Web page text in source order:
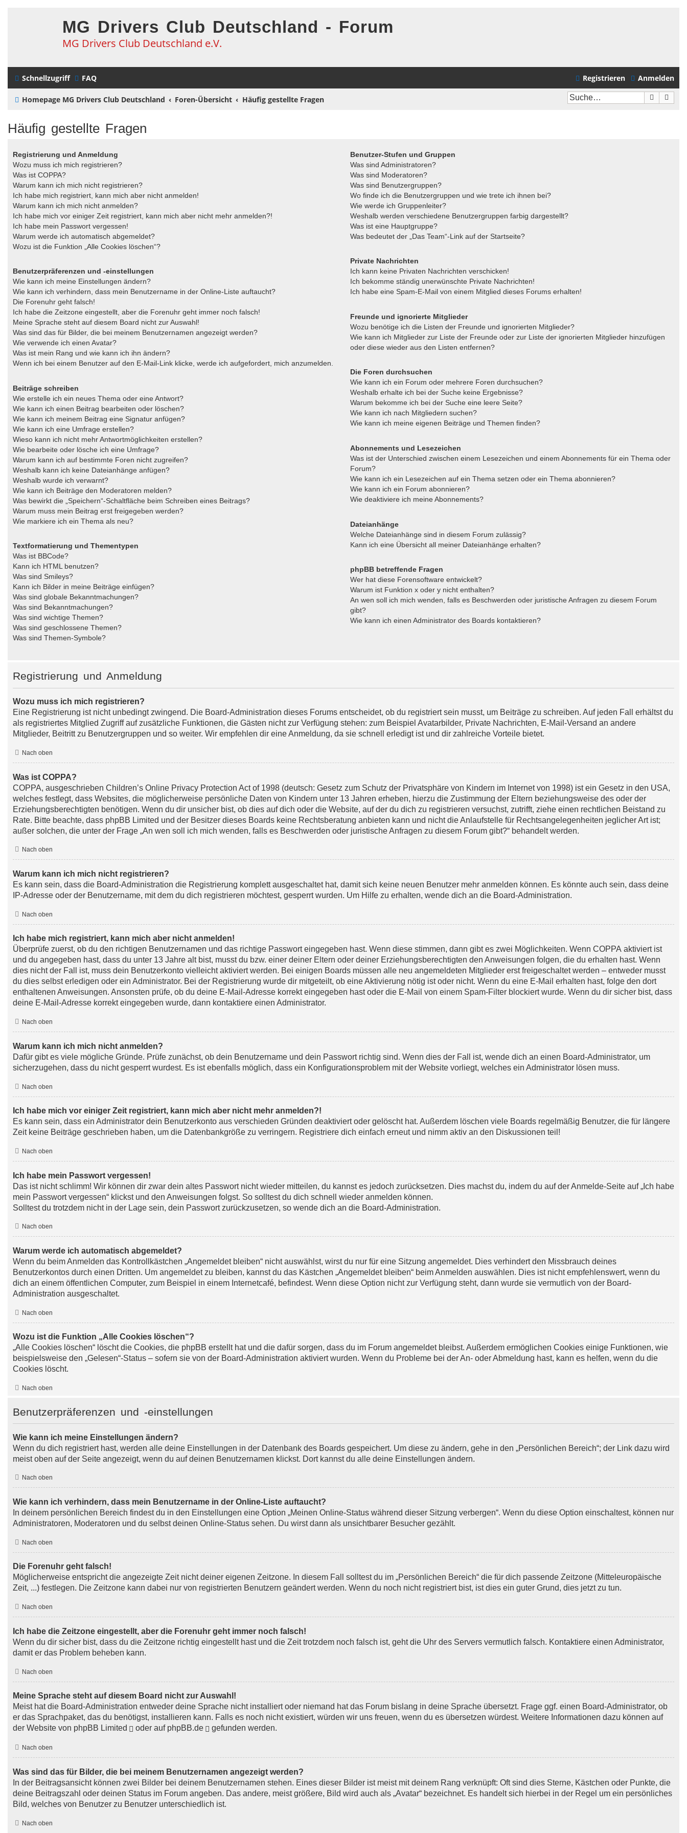
MG Drivers Club Deutschland - Forum
MG Drivers Club Deutschland e.V.
Schnellzugriff FAQ Anmelden
Registrieren
Homepage MG Drivers Club Deutschland Foren-Übersicht Häufig gestellte Fragen Suche
Häufig gestellte Fragen
Registrierung und Anmeldung
Wozu muss ich mich registrieren?
Was ist COPPA?
Warum kann ich mich nicht registrieren?
Ich habe mich registriert, kann mich aber nicht anmelden!
Warum kann ich mich nicht anmelden?
Ich habe mich vor einiger Zeit registriert, kann mich aber nicht mehr anmelden?!
Ich habe mein Passwort vergessen!
Warum werde ich automatisch abgemeldet?
Wozu ist die Funktion „Alle Cookies löschen“?
Benutzerpräferenzen und -einstellungen
Wie kann ich meine Einstellungen ändern?
Wie kann ich verhindern, dass mein Benutzername in der Online-Liste auftaucht?
Die Forenuhr geht falsch!
Ich habe die Zeitzone eingestellt, aber die Forenuhr geht immer noch falsch!
Meine Sprache steht auf diesem Board nicht zur Auswahl!
Was sind das für Bilder, die bei meinem Benutzernamen angezeigt werden?
Wie verwende ich einen Avatar?
Was ist mein Rang und wie kann ich ihn ändern?
Wenn ich bei einem Benutzer auf den E-Mail-Link klicke, werde ich aufgefordert, mich anzumelden.
Beiträge schreiben
Wie erstelle ich ein neues Thema oder eine Antwort?
Wie kann ich einen Beitrag bearbeiten oder löschen?
Wie kann ich meinem Beitrag eine Signatur anfügen?
Wie kann ich eine Umfrage erstellen?
Wieso kann ich nicht mehr Antwortmöglichkeiten erstellen?
Wie bearbeite oder lösche ich eine Umfrage?
Warum kann ich auf bestimmte Foren nicht zugreifen?
Weshalb kann ich keine Dateianhänge anfügen?
Weshalb wurde ich verwarnt?
Wie kann ich Beiträge den Moderatoren melden?
Was bewirkt die „Speichern“-Schaltfläche beim Schreiben eines Beitrags?
Warum muss mein Beitrag erst freigegeben werden?
Wie markiere ich ein Thema als neu?
Textformatierung und Thementypen
Was ist BBCode?
Kann ich HTML benutzen?
Was sind Smileys?
Kann ich Bilder in meine Beiträge einfügen?
Was sind globale Bekanntmachungen?
Was sind Bekanntmachungen?
Was sind wichtige Themen?
Was sind geschlossene Themen?
Was sind Themen-Symbole?
Benutzer-Stufen und Gruppen
Was sind Administratoren?
Was sind Moderatoren?
Was sind Benutzergruppen?
Wo finde ich die Benutzergruppen und wie trete ich ihnen bei?
Wie werde ich Gruppenleiter?
Weshalb werden verschiedene Benutzergruppen farbig dargestellt?
Was ist eine Hauptgruppe?
Was bedeutet der „Das Team“-Link auf der Startseite?
Private Nachrichten
Ich kann keine Privaten Nachrichten verschicken!
Ich bekomme ständig unerwünschte Private Nachrichten!
Ich habe eine Spam-E-Mail von einem Mitglied dieses Forums erhalten!
Freunde und ignorierte Mitglieder
Wozu benötige ich die Listen der Freunde und ignorierten Mitglieder?
Wie kann ich Mitglieder zur Liste der Freunde oder zur Liste der ignorierten Mitglieder hinzufügen
oder diese wieder aus den Listen entfernen?
Die Foren durchsuchen
Wie kann ich ein Forum oder mehrere Foren durchsuchen?
Weshalb erhalte ich bei der Suche keine Ergebnisse?
Warum bekomme ich bei der Suche eine leere Seite?
Wie kann ich nach Mitgliedern suchen?
Wie kann ich meine eigenen Beiträge und Themen finden?
Abonnements und Lesezeichen
Was ist der Unterschied zwischen einem Lesezeichen und einem Abonnements für ein Thema oder
Forum?
Wie kann ich ein Lesezeichen auf ein Thema setzen oder ein Thema abonnieren?
Wie kann ich ein Forum abonnieren?
Wie deaktiviere ich meine Abonnements?
Dateianhänge
Welche Dateianhänge sind in diesem Forum zulässig?
Kann ich eine Übersicht all meiner Dateianhänge erhalten?
phpBB betreffende Fragen
Wer hat diese Forensoftware entwickelt?
Warum ist Funktion x oder y nicht enthalten?
An wen soll ich mich wenden, falls es Beschwerden oder juristische Anfragen zu diesem Forum
gibt?
Wie kann ich einen Administrator des Boards kontaktieren?
Registrierung und Anmeldung
Wozu muss ich mich registrieren?
Eine Registrierung ist nicht unbedingt zwingend. Die Board-Administration dieses Forums entscheidet, ob du registriert sein musst, um Beiträge zu schreiben. Auf jeden Fall erhältst du
als registriertes Mitglied Zugriff auf zusätzliche Funktionen, die Gästen nicht zur Verfügung stehen: zum Beispiel Avatarbilder, Private Nachrichten, E-Mail-Versand an andere
Mitglieder, Beitritt zu Benutzergruppen und so weiter. Wir empfehlen dir eine Anmeldung, da sie schnell erledigt ist und dir zahlreiche Vorteile bietet.
Nach oben
Was ist COPPA?
COPPA, ausgeschrieben Children’s Online Privacy Protection Act of 1998 (deutsch: Gesetz zum Schutz der Privatsphäre von Kindern im Internet von 1998) ist ein Gesetz in den USA,
welches festlegt, dass Websites, die möglicherweise persönliche Daten von Kindern unter 13 Jahren erheben, hierzu die Zustimmung der Eltern beziehungsweise des oder der
Erziehungsberechtigten benötigen. Wenn du dir unsicher bist, ob dies auf dich oder die Website, auf der du dich zu registrieren versuchst, zutrifft, ziehe einen rechtlichen Beistand zu
Rate. Bitte beachte, dass phpBB Limited und der Besitzer dieses Boards keine Rechtsberatung anbieten kann und nicht die Anlaufstelle für Rechtsangelegenheiten jeglicher Art ist;
außer solchen, die unter der Frage „An wen soll ich mich wenden, falls es Beschwerden oder juristische Anfragen zu diesem Forum gibt?“ behandelt werden.
Nach oben
Warum kann ich mich nicht registrieren?
Es kann sein, dass die Board-Administration die Registrierung komplett ausgeschaltet hat, damit sich keine neuen Benutzer mehr anmelden können. Es könnte auch sein, dass deine
IP-Adresse oder der Benutzername, mit dem du dich registrieren möchtest, gesperrt wurden. Um Hilfe zu erhalten, wende dich an die Board-Administration.
Nach oben
Ich habe mich registriert, kann mich aber nicht anmelden!
Überprüfe zuerst, ob du den richtigen Benutzernamen und das richtige Passwort eingegeben hast. Wenn diese stimmen, dann gibt es zwei Möglichkeiten. Wenn COPPA aktiviert ist
und du angegeben hast, dass du unter 13 Jahre alt bist, musst du bzw. einer deiner Eltern oder deiner Erziehungsberechtigten den Anweisungen folgen, die du erhalten hast. Wenn
dies nicht der Fall ist, muss dein Benutzerkonto vielleicht aktiviert werden. Bei einigen Boards müssen alle neu angemeldeten Mitglieder erst freigeschaltet werden – entweder musst
du dies selbst erledigen oder ein Administrator. Bei der Registrierung wurde dir mitgeteilt, ob eine Aktivierung nötig ist oder nicht. Wenn du eine E-Mail erhalten hast, folge den dort
enthaltenen Anweisungen. Ansonsten prüfe, ob du deine E-Mail-Adresse korrekt eingegeben hast oder die E-Mail von einem Spam-Filter blockiert wurde. Wenn du dir sicher bist, dass
deine E-Mail-Adresse korrekt eingegeben wurde, dann kontaktiere einen Administrator.
Nach oben
Warum kann ich mich nicht anmelden?
Dafür gibt es viele mögliche Gründe. Prüfe zunächst, ob dein Benutzername und dein Passwort richtig sind. Wenn dies der Fall ist, wende dich an einen Board-Administrator, um
sicherzugehen, dass du nicht gesperrt wurdest. Es ist ebenfalls möglich, dass ein Konfigurationsproblem mit der Website vorliegt, welches ein Administrator lösen muss.
Nach oben
Ich habe mich vor einiger Zeit registriert, kann mich aber nicht mehr anmelden?!
Es kann sein, dass ein Administrator dein Benutzerkonto aus verschieden Gründen deaktiviert oder gelöscht hat. Außerdem löschen viele Boards regelmäßig Benutzer, die für längere
Zeit keine Beiträge geschrieben haben, um die Datenbankgröße zu verringern. Registriere dich einfach erneut und nimm aktiv an den Diskussionen teil!
Nach oben
Ich habe mein Passwort vergessen!
Das ist nicht schlimm! Wir können dir zwar dein altes Passwort nicht wieder mitteilen, du kannst es jedoch zurücksetzen. Dies machst du, indem du auf der Anmelde-Seite auf „Ich habe
mein Passwort vergessen“ klickst und den Anweisungen folgst. So solltest du dich schnell wieder anmelden können.
Solltest du trotzdem nicht in der Lage sein, dein Passwort zurückzusetzen, so wende dich an die Board-Administration.
Nach oben
Warum werde ich automatisch abgemeldet?
Wenn du beim Anmelden das Kontrollkästchen „Angemeldet bleiben“ nicht auswählst, wirst du nur für eine Sitzung angemeldet. Dies verhindert den Missbrauch deines
Benutzerkontos durch einen Dritten. Um angemeldet zu bleiben, kannst du das Kästchen „Angemeldet bleiben“ beim Anmelden auswählen. Dies ist nicht empfehlenswert, wenn du
dich an einem öffentlichen Computer, zum Beispiel in einem Internetcafé, befindest. Wenn diese Option nicht zur Verfügung steht, dann wurde sie vermutlich von der Board-
Administration ausgeschaltet.
Nach oben
Wozu ist die Funktion „Alle Cookies löschen“?
„Alle Cookies löschen“ löscht die Cookies, die phpBB erstellt hat und die dafür sorgen, dass du im Forum angemeldet bleibst. Außerdem ermöglichen Cookies einige Funktionen, wie
beispielsweise den „Gelesen“-Status – sofern sie von der Board-Administration aktiviert wurden. Wenn du Probleme bei der An- oder Abmeldung hast, kann es helfen, wenn du die
Cookies löscht.
Nach oben
Benutzerpräferenzen und -einstellungen
Wie kann ich meine Einstellungen ändern?
Wenn du dich registriert hast, werden alle deine Einstellungen in der Datenbank des Boards gespeichert. Um diese zu ändern, gehe in den „Persönlichen Bereich“; der Link dazu wird
meist oben auf der Seite angezeigt, wenn du auf deinen Benutzernamen klickst. Dort kannst du alle deine Einstellungen ändern.
Nach oben
Wie kann ich verhindern, dass mein Benutzername in der Online-Liste auftaucht?
In deinem persönlichen Bereich findest du in den Einstellungen eine Option „Meinen Online-Status während dieser Sitzung verbergen“. Wenn du diese Option einschaltest, können nur
Administratoren, Moderatoren und du selbst deinen Online-Status sehen. Du wirst dann als unsichtbarer Besucher gezählt.
Nach oben
Die Forenuhr geht falsch!
Möglicherweise entspricht die angezeigte Zeit nicht deiner eigenen Zeitzone. In diesem Fall solltest du im „Persönlichen Bereich“ die für dich passende Zeitzone (Mitteleuropäische
Zeit, ...) festlegen. Die Zeitzone kann dabei nur von registrierten Benutzern geändert werden. Wenn du noch nicht registriert bist, ist dies ein guter Grund, dies jetzt zu tun.
Nach oben
Ich habe die Zeitzone eingestellt, aber die Forenuhr geht immer noch falsch!
Wenn du dir sicher bist, dass du die Zeitzone richtig eingestellt hast und die Zeit trotzdem noch falsch ist, geht die Uhr des Servers vermutlich falsch. Kontaktiere einen Administrator,
damit er das Problem beheben kann.
Nach oben
Meine Sprache steht auf diesem Board nicht zur Auswahl!
Meist hat die Board-Administration entweder deine Sprache nicht installiert oder niemand hat das Forum bislang in deine Sprache übersetzt. Frage ggf. einen Board-Administrator, ob
er das Sprachpaket, das du benötigst, installieren kann. Falls es noch nicht existiert, würden wir uns freuen, wenn du es übersetzen würdest. Weitere Informationen dazu können auf
der Website von phpBB Limited oder auf phpBB.de gefunden werden.
Nach oben
Was sind das für Bilder, die bei meinem Benutzernamen angezeigt werden?
In der Beitragsansicht können zwei Bilder bei deinem Benutzernamen stehen. Eines dieser Bilder ist meist mit deinem Rang verknüpft: Oft sind dies Sterne, Kästchen oder Punkte, die
deine Beitragszahl oder deinen Status im Forum angeben. Das andere, meist größere, Bild wird auch als „Avatar“ bezeichnet. Es handelt sich hierbei in der Regel um ein persönliches
Bild, welches von Benutzer zu Benutzer unterschiedlich ist.
Nach oben